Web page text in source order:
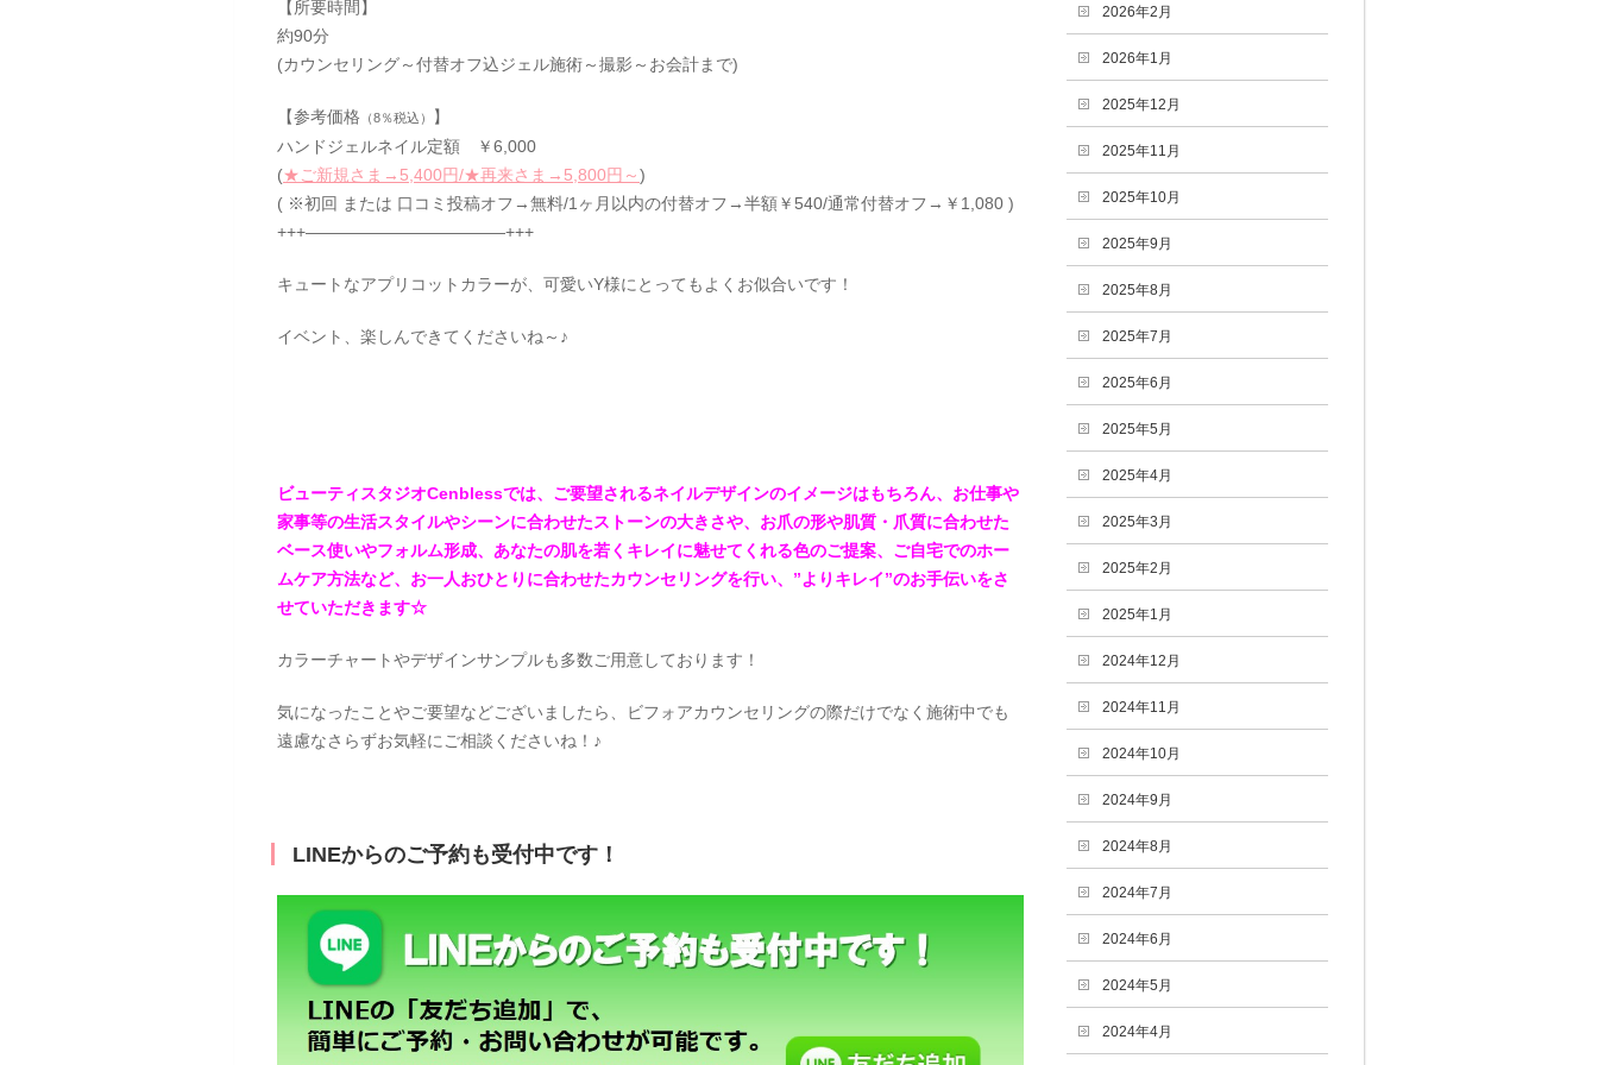
【所要時間】
約90分
(カウンセリング～付替オフ込ジェル施術～撮影～お会計まで)
【参考価格 （8％税込）
】
ハンドジェルネイル定額 ￥6,000
(★ご新規さま→5,400円/★再来さま→5,800円～)
( ※初回 または 口コミ投稿オフ→無料/1ヶ月以内の付替オフ→半額￥540/通常付替オフ→￥1,080 )
+++————————————+++
キュートなアプリコットカラーが、可愛いY様にとってもよくお似合いです！
イベント、楽しんできてくださいね～♪
ビューティスタジオCenblessでは、ご要望されるネイルデザインのイメージはもちろん、お仕事や
家事等の生活スタイルやシーンに合わせたストーンの大きさや、お爪の形や肌質・爪質に合わせた
ベース使いやフォルム形成、あなたの肌を若くキレイに魅せてくれる色のご提案、ご自宅でのホー
ムケア方法など、お一人おひとりに合わせたカウンセリングを行い、”よりキレイ”のお手伝いをさ
せていただきます☆
カラーチャートやデザインサンプルも多数ご用意しております！
気になったことやご要望などございましたら、ビフォアカウンセリングの際だけでなく施術中でも
遠慮なさらずお気軽にご相談くださいね！♪
LINEからのご予約も受付中です！
2026年2月
2026年1月
2025年12月
2025年11月
2025年10月
2025年9月
2025年8月
2025年7月
2025年6月
2025年5月
2025年4月
2025年3月
2025年2月
2025年1月
2024年12月
2024年11月
2024年10月
2024年9月
2024年8月
2024年7月
2024年6月
2024年5月
2024年4月